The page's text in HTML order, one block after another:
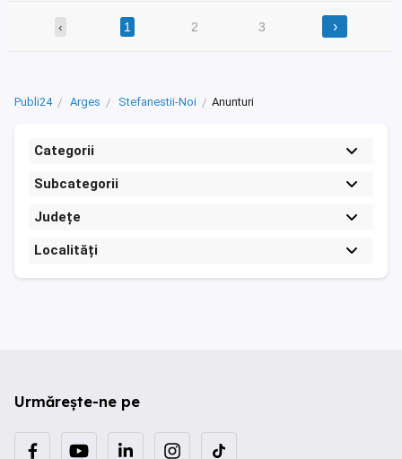
‹ 1 2 3 ›
Publi24 Arges Stefanestii-Noi Anunturi
Categorii
Subcategorii
Județe
Localități
Urmărește-ne pe